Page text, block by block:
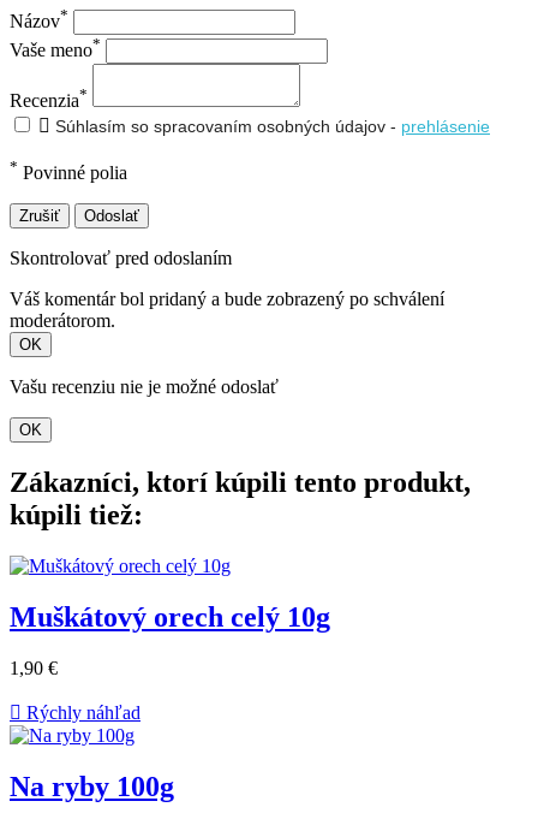
Názov*
Vaše meno*
Recenzia*
 Súhlasím so spracovaním osobných údajov - prehlásenie
* Povinné polia
Zrušiť Odoslať
Skontrolovať pred odoslaním
Váš komentár bol pridaný a bude zobrazený po schválení
moderátorom.
OK
Vašu recenziu nie je možné odoslať
OK
Zákazníci, ktorí kúpili tento produkt,
kúpili tiež:
Muškátový orech celý 10g
1,90 €
 Rýchly náhľad
Na ryby 100g